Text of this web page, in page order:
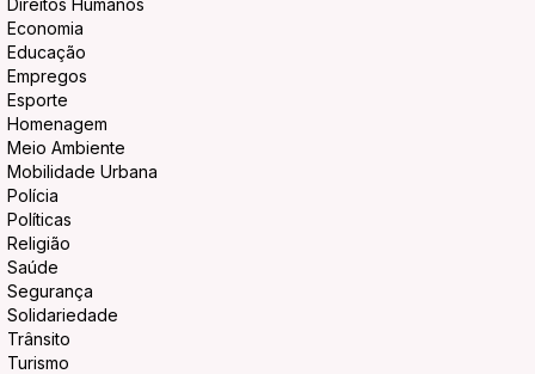
Economia
Educação
Empregos
Esporte
Homenagem
Meio Ambiente
Mobilidade Urbana
Polícia
Políticas
Religião
Saúde
Segurança
Solidariedade
Trânsito
Turismo